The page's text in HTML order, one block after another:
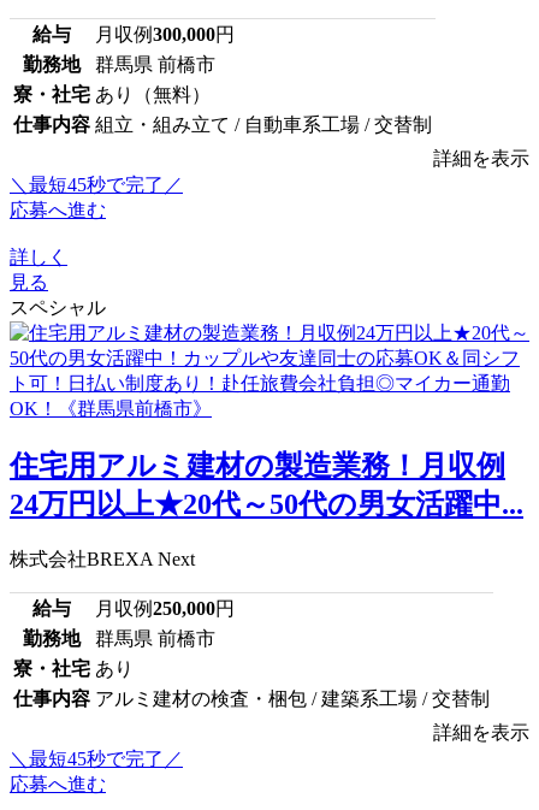
給与 月収例300,000円
勤務地
群馬県 前橋市
寮・社宅 あり（無料）
仕事内容 組立・組み立て / 自動車系工場 / 交替制
詳細を表示
＼最短45秒で完了／
応募へ進む
詳しく
見る
スペシャル
住宅用アルミ建材の製造業務！月収例
24万円以上★20代～50代の男女活躍中...
株式会社BREXA Next
給与 月収例250,000円
勤務地
群馬県 前橋市
寮・社宅 あり
仕事内容 アルミ建材の検査・梱包 / 建築系工場 / 交替制
詳細を表示
＼最短45秒で完了／
応募へ進む